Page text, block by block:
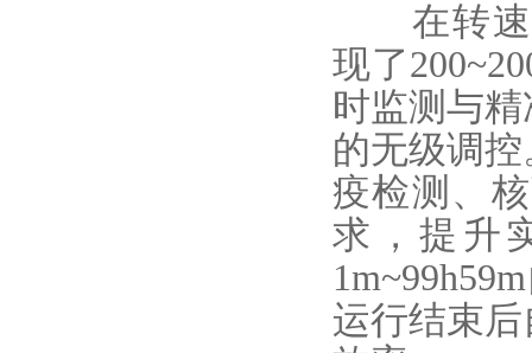
在转速
现了
时监测与
的无级调
疫检测、
求，提升
运行结束